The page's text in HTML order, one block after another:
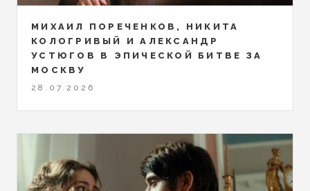
МИХАИЛ ПОРЕЧЕНКОВ, НИКИТА
КОЛОГРИВЫЙ И АЛЕКСАНДР
УСТЮГОВ В ЭПИЧЕСКОЙ БИТВЕ ЗА
МОСКВУ
28.07.2026